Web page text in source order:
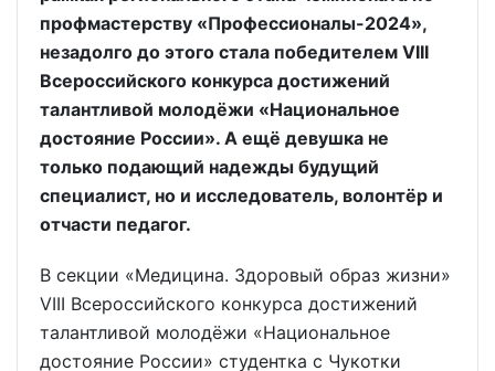
профмастерству «Профессионалы-2024»,
незадолго до этого стала победителем VIII
Всероссийского конкурса достижений
талантливой молодёжи «Национальное
достояние России». А ещё девушка не
только подающий надежды будущий
специалист, но и исследователь, волонтёр и
отчасти педагог.
В секции «Медицина. Здоровый образ жизни»
VIII Всероссийского конкурса достижений
талантливой молодёжи «Национальное
достояние России» студентка с Чукотки